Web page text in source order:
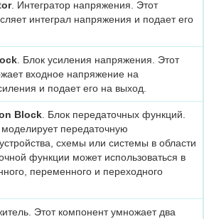
. Интегратор напряжения. Этот
интеграл напряжения и подает его
. Блок усиления напряжения. Этот
входное напряжение на
и подает его на выход.
Block . Блок передаточных функций.
передаточную
схемы или системы в области
функции может использоваться в
переменного и переходного
Этот компонент умножает два